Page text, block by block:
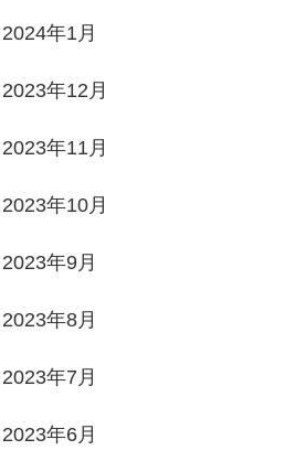
2024年1月
2023年12月
2023年11月
2023年10月
2023年9月
2023年8月
2023年7月
2023年6月